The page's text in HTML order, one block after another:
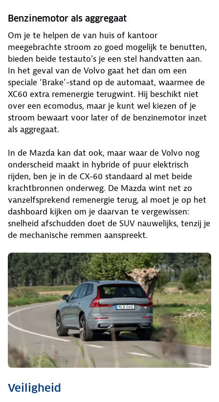
Benzinemotor als aggregaat
Om je te helpen de van huis of kantoor
meegebrachte stroom zo goed mogelijk te benutten,
bieden beide testauto’s je een stel handvatten aan.
In het geval van de Volvo gaat het dan om een
speciale ‘Brake’-stand op de automaat, waarmee de
XC60 extra remenergie terugwint. Hij beschikt niet
over een ecomodus, maar je kunt wel kiezen of je
stroom bewaart voor later of de benzinemotor inzet
als aggregaat.
In de Mazda kan dat ook, maar waar de Volvo nog
onderscheid maakt in hybride of puur elektrisch
rijden, ben je in de CX-60 standaard al met beide
krachtbronnen onderweg. De Mazda wint net zo
vanzelfsprekend remenergie terug, al moet je op het
dashboard kijken om je daarvan te vergewissen:
snelheid afschudden doet de SUV nauwelijks, tenzij je
de mechanische remmen aanspreekt.
Veiligheid